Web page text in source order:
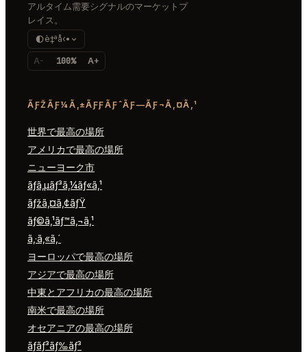
アルタイム需要シグナルのマーケットプ
レイス。
è‡ªå‹•
A- 100% A+
ÃƑŽÃƑ¼Ã‚±ÃƑƑÃƑˆÃƑ—ÃƑ¬Ã‚¤Ã‚¹
世界で最高の場所
アメリカで最高の場所
ニューヨーク市
ãƒ­ã‚µãƒ³ã‚¼ãƒ«ã‚¹
ãƒžã‚¤ã‚¢ãƒŸ
ãƒ©ã‚¹ãƒ™ã‚¬ã‚¹
ã‚·ã‚«ã‚´
ヨーロッパで最高の場所
アジアで最高の場所
中東とアフリカの最高の場所
南米で最高の場所
オセアニアの最高の場所
ãƒ­ãƒ³ãƒ‰ãƒ³